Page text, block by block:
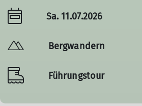
Sa. 11.07.2026
Bergwandern
Führungstour